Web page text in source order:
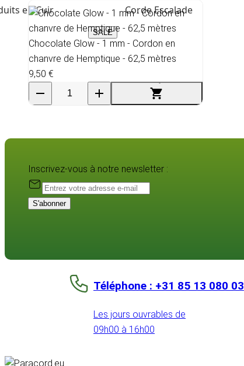
en Cuir Corde Escalade
SALE
Chocolate Glow - 1 mm - Cordon en
chanvre de Hemptique - 62,5 mètres
9,50 €
Inscrivez-vous à notre newsletter :
S'abonner
Téléphone : +31 85 13 080 03
Les jours ouvrables de
09h00 à 16h00